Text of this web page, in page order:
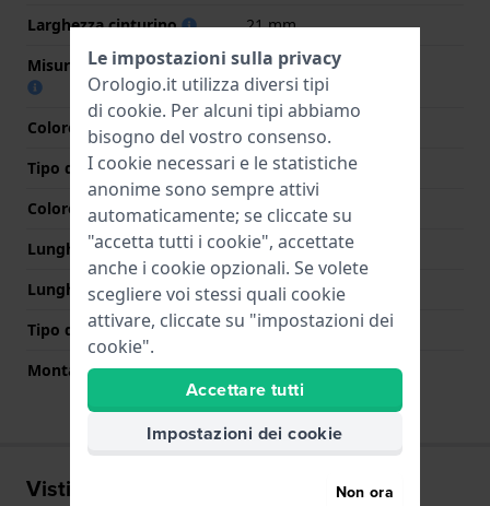
Larghezza cinturino
21 mm
Misura cinturino alla fibbia
19 mm
Colore cinturino
Grigio
Tipo di chiusura
Nessuno
Colore Chiusura
N/D
Lunghezza Parte Superiore
90 mm
Lunghezza Parte Inferiore
90 mm
Tipo di montatura
Perni a molla
Montatura dritta
No
Visti di recente
Le impostazioni sulla privacy
Orologio.it utilizza diversi tipi
di cookie. Per alcuni tipi abbiamo
bisogno del vostro consenso.
I cookie necessari e le statistiche
anonime sono sempre attivi
automaticamente; se cliccate su
"accetta tutti i cookie", accettate
anche i cookie opzionali. Se volete
scegliere voi stessi quali cookie
attivare, cliccate su "impostazioni dei
cookie".
Accettare tutti
Impostazioni dei cookie
Non ora